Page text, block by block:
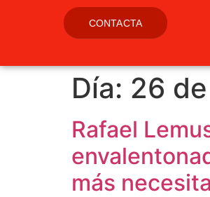
CONTACTA
Día: 26
Rafael
más